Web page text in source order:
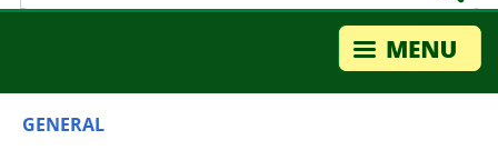
GENERAL